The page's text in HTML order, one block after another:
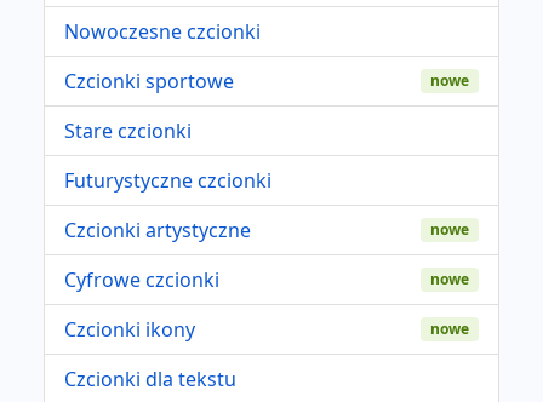
Nowoczesne czcionki
Czcionki sportowe
nowe
Stare czcionki
Futurystyczne czcionki
Czcionki artystyczne
nowe
Cyfrowe czcionki nowe
Czcionki ikony nowe
Czcionki dla tekstu